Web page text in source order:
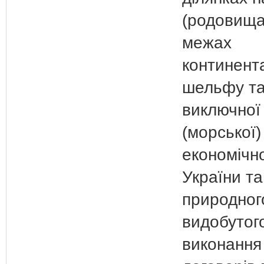
межах
шельфу
виключної
(морської)
України та
виконання